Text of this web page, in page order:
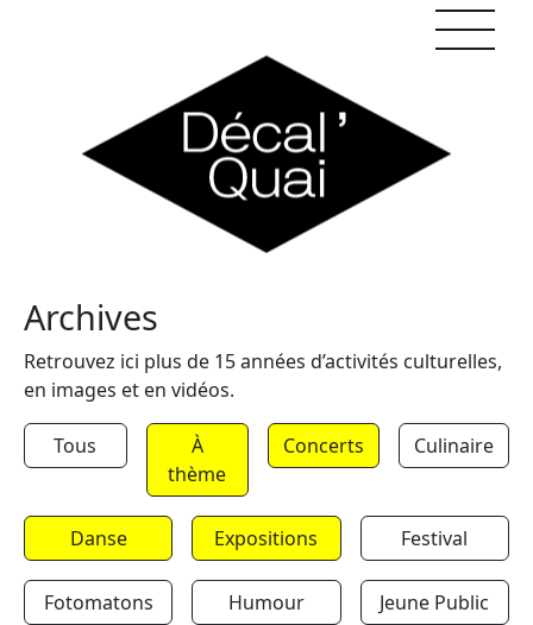
Archives
Retrouvez ici plus de 15 années d’activités culturelles,
en images et en vidéos.
Tous
À
thème
Concerts Culinaire
Danse Expositions Festival
Fotomatons Humour Jeune Public